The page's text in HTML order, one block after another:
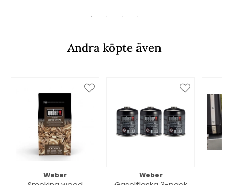
Andra köpte även
Weber Weber